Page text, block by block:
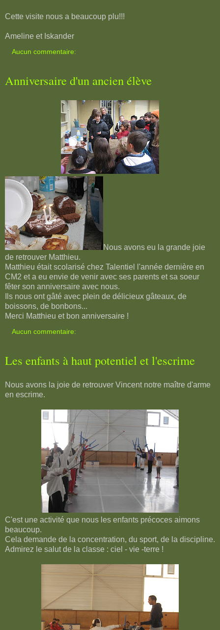
Cette visite nous a beaucoup plu!!!
Ameline et Iskander
Aucun commentaire:
Anniversaire d'un ancien élève
Nous avons eu la grande joie
de retrouver Matthieu.
Matthieu était scolarisé chez Talentiel l'année dernière en
CM2 et a eu envie de venir avec ses parents et sa soeur
fêter son anniversaire avec nous.
Ils nous ont gâté avec plein de délicieux gâteaux, de
boissons, de bonbons...
Merci Matthieu et bon anniversaire !
Aucun commentaire:
Les enfants à haut potentiel et l'escrime
Nous avons la joie de retrouver Vincent notre maître d'arme
en escrime.
C'est une activité que nous les enfants précoces aimons
beaucoup.
Cela demande de la concentration, du sport, de la discipline.
Admirez le salut de la classe : ciel - vie -terre !